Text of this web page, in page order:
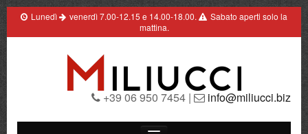
Lunedì venerdì 7.00-12.15 e 14.00-18.00.
Sabato aperti solo la
mattina.
+39 06 950 7454 | info@miliucci.biz